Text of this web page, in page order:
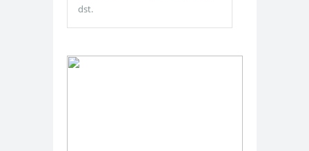
dst.